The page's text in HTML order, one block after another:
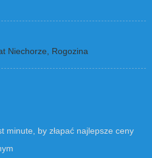
Niechorze, Rogozina
minute, by złapać najlepsze ceny